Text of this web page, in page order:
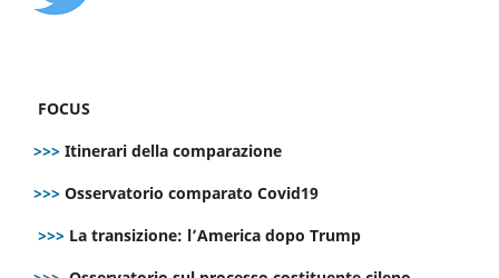
FOCUS
>>> Itinerari della comparazione
>>> Osservatorio comparato Covid19
>>> La transizione: l’America dopo Trump